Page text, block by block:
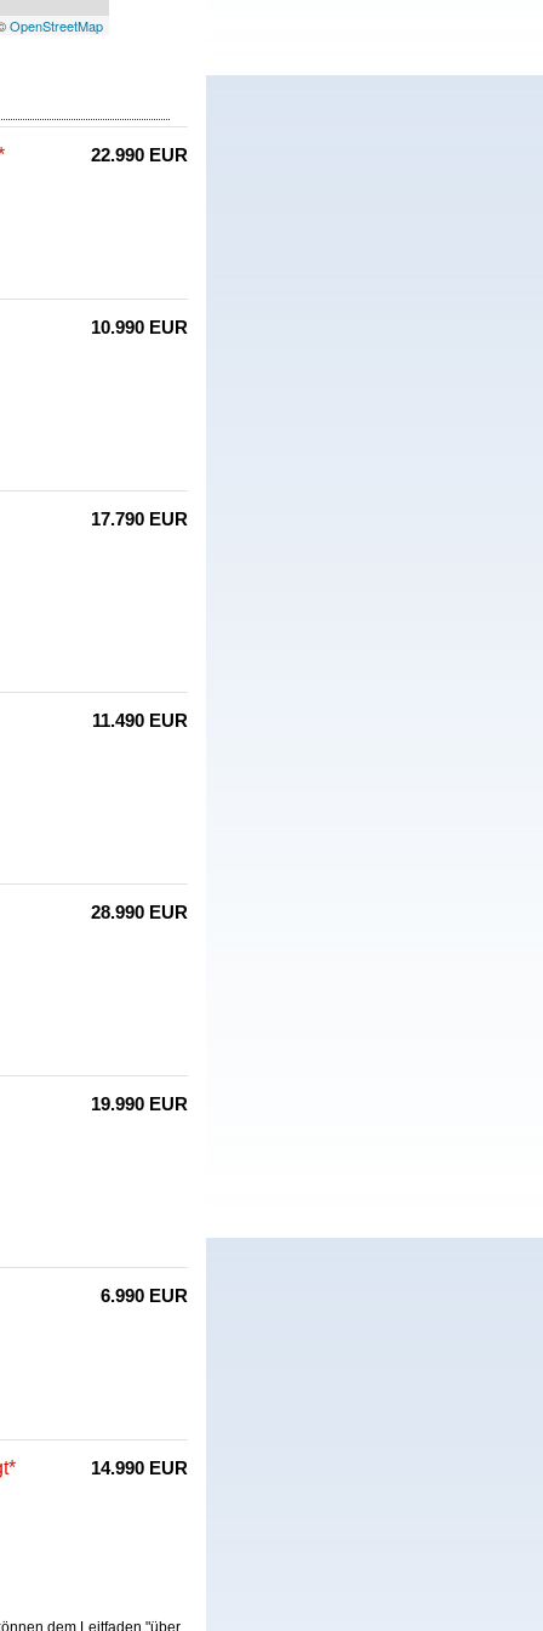
OpenStreetMap
22.990 EUR
10.990 EUR
17.790 EUR
11.490 EUR
28.990 EUR
19.990 EUR
6.990 EUR
14.990 EUR
dem Leitfaden "über